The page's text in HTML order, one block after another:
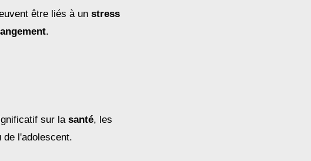
être liés à un stress
.
sur la santé, les
de l'adolescent.